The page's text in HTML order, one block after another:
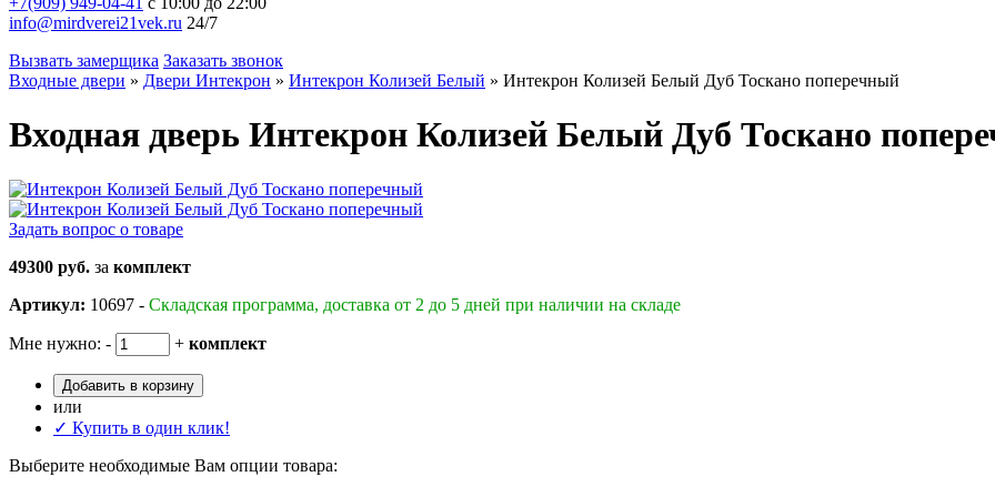
info@mirdverei21vek.ru 24/7
Вызвать замерщика Заказать звонок
Входные двери » Двери Интекрон » Интекрон Колизей Белый » Интекрон Колизей Белый Дуб Тоскано поперечный
Входная дверь Интекрон Колизей Белый Дуб Тоскано
Задать вопрос о товаре
49300 руб. за комплект
Артикул: 10697 - Складская программа, доставка от 2 до 5 дней при наличии на складе
Мне нужно: - + комплект
Добавить в корзину
или
✓ Купить в один клик!
Выберите необходимые Вам опции товара: